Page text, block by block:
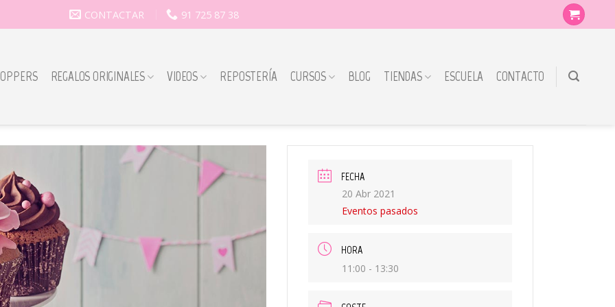
CONTACTAR 91 725 87 38
REGALOS ORIGINALES VIDEOS REPOSTERÍA CURSOS BLOG TIENDAS ESCUELA CONTACTO
FECHA
20 Abr 2021
Eventos pasados
HORA
11:00 - 13:30